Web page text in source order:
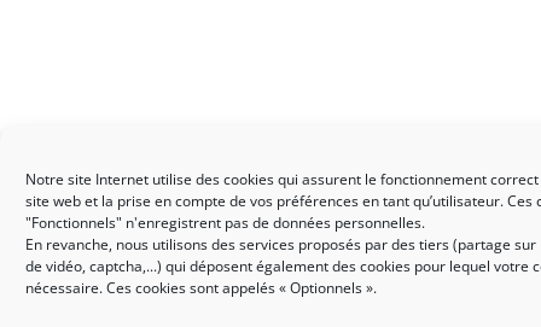
Notre site Internet utilise des cookies qui assurent le fonctionnement
site web et la prise en compte de vos préférences en tant qu’utilisateur. Ces
"Fonctionnels" n'enregistrent pas de données personnelles.
En revanche, nous utilisons des services proposés par des tiers (partage
de vidéo, captcha,...) qui déposent également des cookies pour lequel votre
nécessaire. Ces cookies sont appelés « Optionnels ».